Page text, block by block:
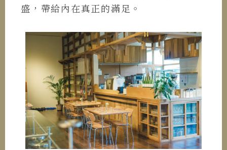
盛，帶給內在真正的滿足。